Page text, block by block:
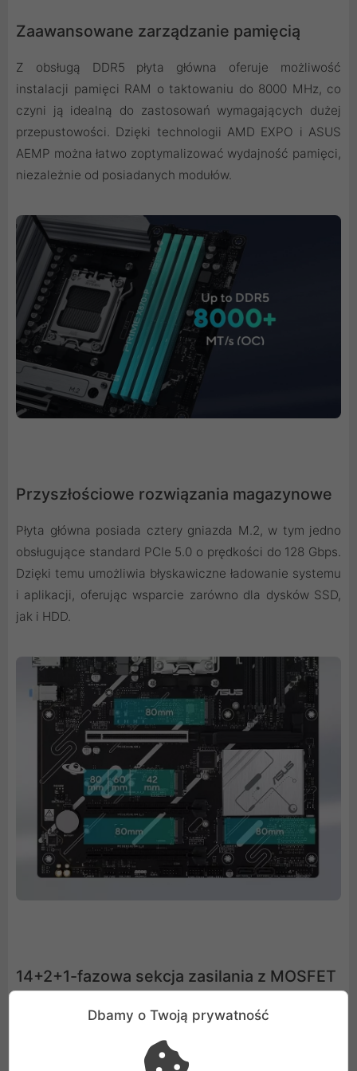
Zaawansowane zarządzanie pamięcią
Z obsługą DDR5 płyta główna oferuje możliwość
instalacji pamięci RAM o taktowaniu do 8000 MHz, co
czyni ją idealną do zastosowań wymagających dużej
przepustowości. Dzięki technologii AMD EXPO i ASUS
AEMP można łatwo zoptymalizować wydajność pamięci,
niezależnie od posiadanych modułów.
Przyszłościowe rozwiązania magazynowe
Płyta główna posiada cztery gniazda M.2, w tym jedno
obsługujące standard PCIe 5.0 o prędkości do 128 Gbps.
Dzięki temu umożliwia błyskawiczne ładowanie systemu
i aplikacji, oferując wsparcie zarówno dla dysków SSD,
jak i HDD.
14+2+1-fazowa sekcja zasilania z MOSFET
Zaawansowana 14+2+1-fazowa sekcja zasilania w
maksymalnej stabilności i wydajności. Każdy z MOSFET-
Dbamy o Twoją prywatność